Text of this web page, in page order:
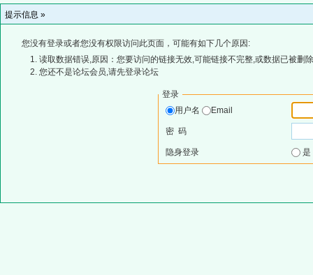
提示信息 »
您没有登录或者您没有权限访问此页面，可能有如下几个原因:
读取数据错误,原因：您要访问的链接无效,可能链接不完整,或数据已被删
您还不是论坛会员,请先登录论坛
登录
用户名
Email
密 码
隐身登录